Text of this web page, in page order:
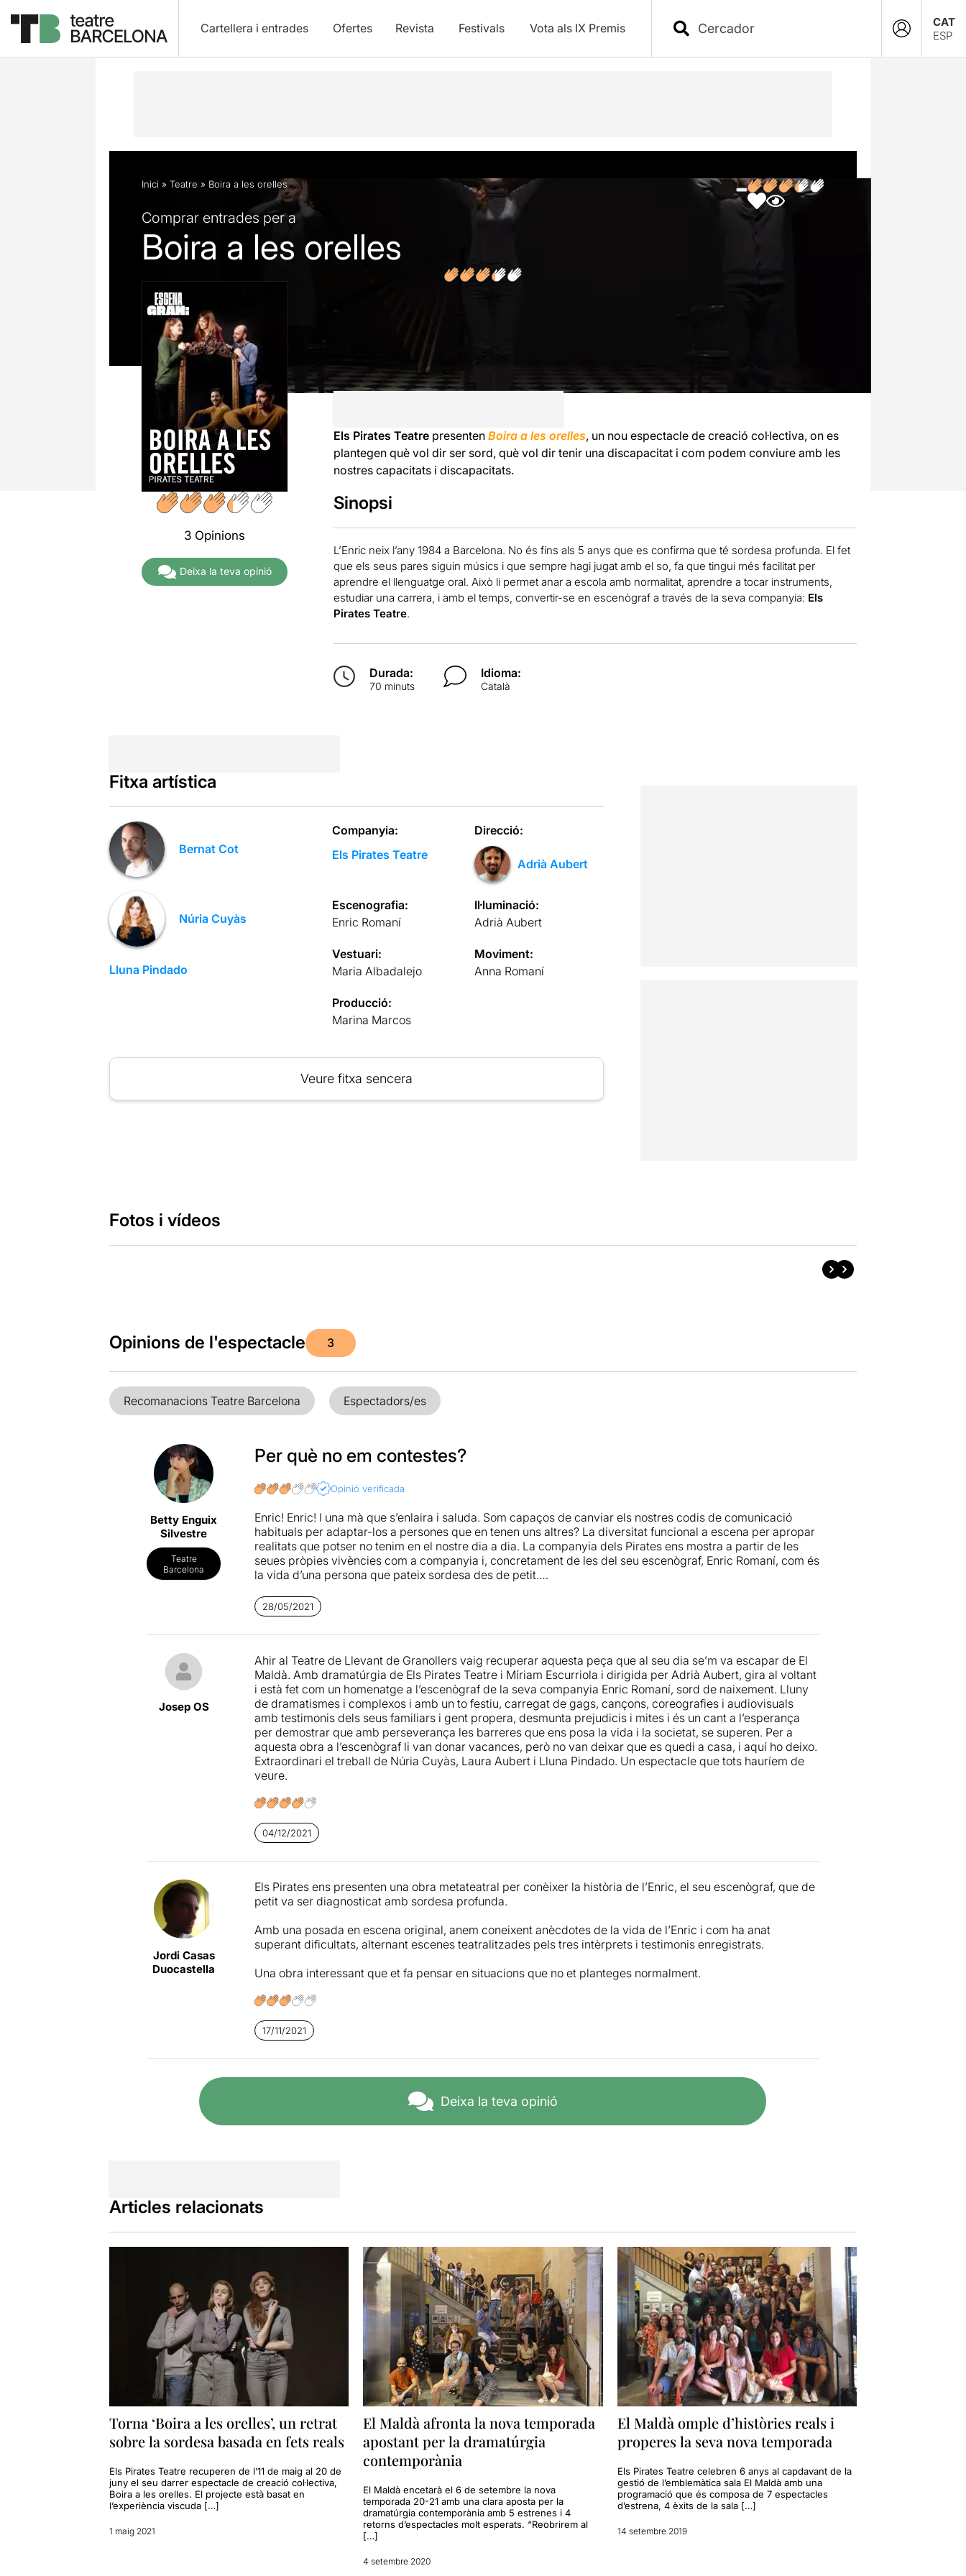
Cartellera i entrades Ofertes Revista Festivals Vota als IX Premis
CAT
ESP
Descripció Fitxa artística Fotos i vídeos Opinions Articles
Inici » Teatre » Boira a les orelles
Comprar entrades per a
Boira a les orelles
3 Opinions
Deixa la teva opinió
Els Pirates Teatrepresenten Boira a les orelles, un nou espectacle de creació col·lectiva, on es
plantegen què vol dir ser sord, què vol dir tenir una discapacitat i com podem conviure amb les
nostres capacitats i discapacitats.
Sinopsi
L’Enric neix l’any 1984 a Barcelona. No és fins als 5 anys que es confirma que té sordesa profunda. El fet
que els seus pares siguin músics i que sempre hagi jugat amb el so, fa que tingui més facilitat per
aprendre el llenguatge oral. Això li permet anar a escola amb normalitat, aprendre a tocar instruments,
estudiar una carrera, i amb el temps, convertir-se en escenògraf a través de la seva companyia: Els
Pirates Teatre.
Durada:
70 minuts
Idioma:
Català
Fitxa artística
Bernat Cot
Núria Cuyàs
Lluna Pindado
Companyia:
Els Pirates Teatre
Direcció:
Adrià Aubert
Escenografia:
Enric Romaní
Il·luminació:
Adrià Aubert
Vestuari:
Maria Albadalejo
Moviment:
Anna Romaní
Producció:
Marina Marcos
Veure fitxa sencera
Fotos i vídeos
Opinions de l'espectacle 3
Recomanacions Teatre Barcelona Espectadors/es
Betty Enguix
Silvestre
Teatre
Barcelona
Per què no em contestes?
Opinió verificada
Enric! Enric! I una mà que s’enlaira i saluda. Som capaços de canviar els nostres codis de comunicació
habituals per adaptar-los a persones que en tenen uns altres? La diversitat funcional a escena per apropar
realitats que potser no tenim en el nostre dia a dia. La companyia dels Pirates ens mostra a partir de les
seues pròpies vivències com a companyia i, concretament de les del seu escenògraf, Enric Romaní, com és
la vida d’una persona que pateix sordesa des de petit.
Una obra senzilla però completa, ja que hi ha text, cançó, moviment, projeccions amb fotos i testimonis de
l’entorn de l’Enric,...Un mix de diferents disciplines per arribar a comunicar, al seu temps, el que volen fer
arribar al públic. Potser per això, la sent una mica esfilagarsada. Tot i estar molt clar el fil conductor i que
diversitat de nivells i estils segons escenes. Tot i així és cert que d’aquesta manera, totes podem trobar
com a espectadores un llenguatge que ens interpele en més profunditat, l’estil comunicatiu adient per a
cadascuna. A més el ritme és correcte, de manera que ens passa d’una manera agradable i té una durada
justa.
Una manera fresca i amena de conèixer des d’una altra perspectiva el món de les diversitat funcional.
28/05/2021
Josep OS
Ahir al Teatre de Llevant de Granollers vaig recuperar aquesta peça que al seu dia se’m va escapar de El
Maldà. Amb dramatúrgia de Els Pirates Teatre i Míriam Escurriola i dirigida per Adrià Aubert, gira al voltant
i està fet com un homenatge a l’escenògraf de la seva companyia Enric Romaní, sord de naixement. Lluny
de dramatismes i complexos i amb un to festiu, carregat de gags, cançons, coreografies i audiovisuals
amb testimonis dels seus familiars i gent propera, desmunta prejudicis i mites i és un cant a l’esperança
per demostrar que amb perseverança les barreres que ens posa la vida i la societat, se superen. Per a
aquesta obra a l’escenògraf li van donar vacances, però no van deixar que es quedi a casa, i aquí ho deixo.
Extraordinari el treball de Núria Cuyàs, Laura Aubert i Lluna Pindado. Un espectacle que tots hauríem de
veure.
04/12/2021
Jordi Casas
Duocastella
Els Pirates ens presenten una obra metateatral per conèixer la història de l’Enric, el seu escenògraf, que de
petit va ser diagnosticat amb sordesa profunda.
Amb una posada en escena original, anem coneixent anècdotes de la vida de l’Enric i com ha anat
superant dificultats, alternant escenes teatralitzades pels tres intèrprets i testimonis enregistrats.
Una obra interessant que et fa pensar en situacions que no et planteges normalment.
17/11/2021
Deixa la teva opinió
Articles relacionats
Torna ‘Boira a les orelles’, un retrat
sobre la sordesa basada en fets reals
Els Pirates Teatre recuperen de l’11 de maig al 20 de
juny el seu darrer espectacle de creació col·lectiva,
Boira a les orelles. El projecte està basat en
l’experiència viscuda […]
1 maig 2021
El Maldà afronta la nova temporada
apostant per la dramatúrgia
contemporània
El Maldà encetarà el 6 de setembre la nova
temporada 20-21 amb una clara aposta per la
dramatúrgia contemporània amb 5 estrenes i 4
retorns d’espectacles molt esperats. “Reobrirem al
[…]
4 setembre 2020
El Maldà omple d’històries reals i
properes la seva nova temporada
Els Pirates Teatre celebren 6 anys al capdavant de la
gestió de l’emblemàtica sala El Maldà amb una
programació que és composa de 7 espectacles
d’estrena, 4 èxits de la sala […]
14 setembre 2019